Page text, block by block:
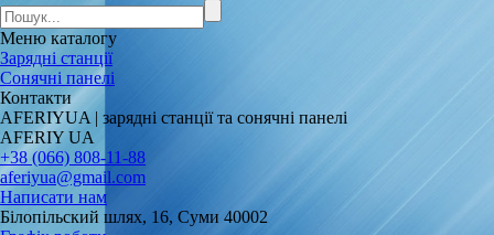
Меню каталогу
Зарядні станції
Сонячні панелі
Контакти
AFERIYUA | зарядні станції та сонячні панелі
AFERIY UA
+38 (066) 808-11-88
aferiyua@gmail.com
Написати нам
Білопільский шлях, 16, Суми 40002